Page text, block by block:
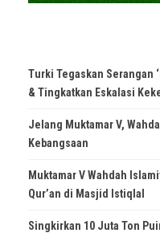
Turki Tegaskan Serangan
& Tingkatkan Eskalasi
Jelang Muktamar V,
Kebangsaan
Muktamar V Wahdah
Qur’an di Masjid Istiqlal
Singkirkan 10 Juta Ton